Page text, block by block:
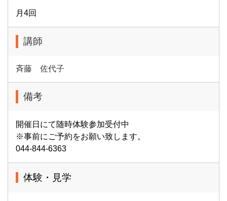
月4回
講師
斉藤 佐代子
備考
開催日にて随時体験参加受付中
※事前にご予約をお願い致します。
044-844-6363
体験・見学